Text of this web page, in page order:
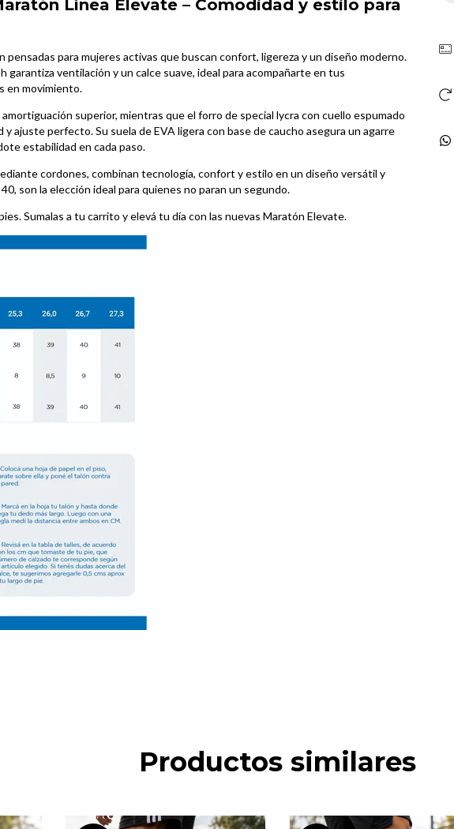
Línea Elevate – Comodidad y estilo para
pensadas para mujeres activas que buscan confort, ligereza y un diseño moderno.
garantiza ventilación y un calce suave, ideal para acompañarte en tus
en movimiento.
superior, mientras que el forro de special lycra con cuello espumado
y ajuste perfecto. Su suela de EVA ligera con base de caucho asegura un agarre
estabilidad en cada paso.
cordones, combinan tecnología, confort y estilo en un diseño versátil y
son la elección ideal para quienes no paran un segundo.
Sumalas a tu carrito y elevá tu día con las nuevas Maratón Elevate.
Productos similares